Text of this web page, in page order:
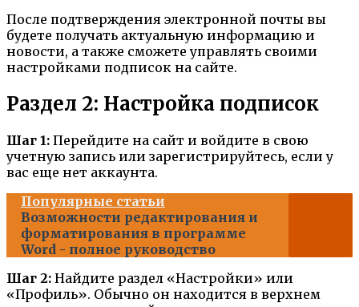
После подтверждения электронной почты вы
будете получать актуальную информацию и
новости, а также сможете управлять своими
настройками подписок на сайте.
Раздел 2: Настройка подписок
Шаг 1: Перейдите на сайт и войдите в свою
учетную запись или зарегистрируйтесь, если у
вас еще нет аккаунта.
Популярные статьи
Возможности редактирования и
форматирования в программе
Word - полное руководство
Шаг 2: Найдите раздел «Настройки» или
«Профиль». Обычно он находится в верхнем